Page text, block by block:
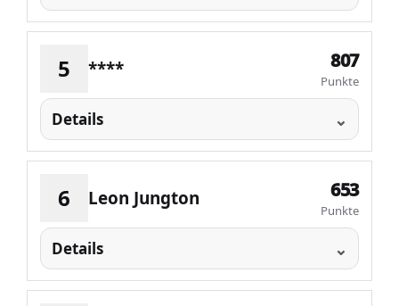
5 **** 807
Punkte
Details
6 Leon Jungton 653
Punkte
Details